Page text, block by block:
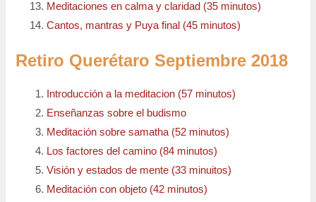
Meditaciones en calma y claridad (35 minutos)
Cantos, mantras y Puya final (45 minutos)
Retiro Querétaro Septiembre 2018
Introducción a la meditacion (57 minutos)
Enseñanzas sobre el budismo
Meditación sobre samatha (52 minutos)
Los factores del camino (84 minutos)
Visión y estados de mente (33 minuitos)
Meditación con objeto (42 minutos)